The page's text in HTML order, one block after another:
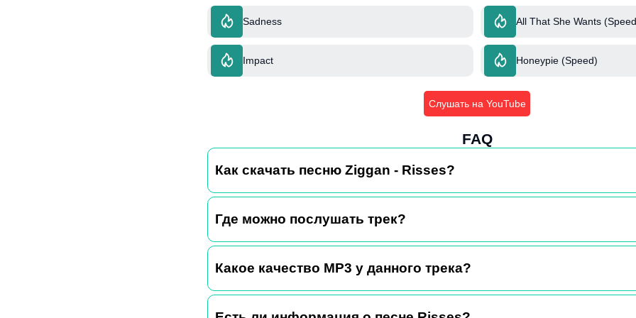
Sadness All That She Wants
Impact Honeypie (Speed)
Слушать на YouTube
FAQ
Как скачать песню Ziggan - Risses?
Где можно послушать трек?
Какое качество MP3 у данного трека?